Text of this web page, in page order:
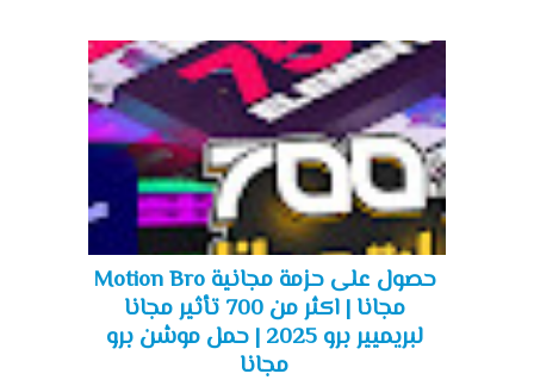
حصول على حزمة مجانية Motion Bro
مجانا | اكثر من 700 تأثير مجانا
لبريميير برو 2025 | حمل موشن برو
مجانا